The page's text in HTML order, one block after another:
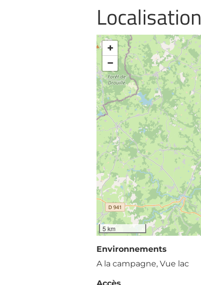
Localisation
+
−
5 km
Environnements
A la campagne, Vue lac